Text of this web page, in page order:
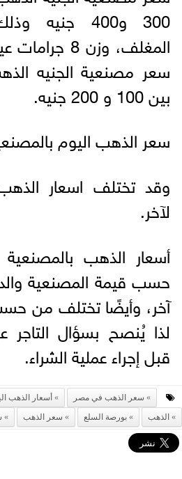
300 و400
سعر مصنعية الجنيه
بين 100 و 200 جنيه.
سعر الذهب اليوم
وقد تختلف اسعار
لآخر.
أسعار الذهب
حسب قيمة المصنعية
آخر، وأيضًا تختلف من
لذا يُنصح بسؤال
قبل إجراء عملية الشراء.
سعر الذهب في مصر أسعار الذهب
الذهب
بورصة السلع سعر الذهب